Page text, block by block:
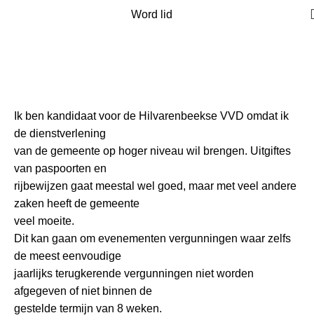
Word lid
Ik ben kandidaat voor de Hilvarenbeekse VVD omdat ik
de dienstverlening
van de gemeente op hoger niveau wil brengen. Uitgiftes
van paspoorten en
rijbewijzen gaat meestal wel goed, maar met veel andere
zaken heeft de gemeente
veel moeite.
Dit kan gaan om evenementen vergunningen waar zelfs
de meest eenvoudige
jaarlijks terugkerende vergunningen niet worden
afgegeven of niet binnen de
gestelde termijn van 8 weken.